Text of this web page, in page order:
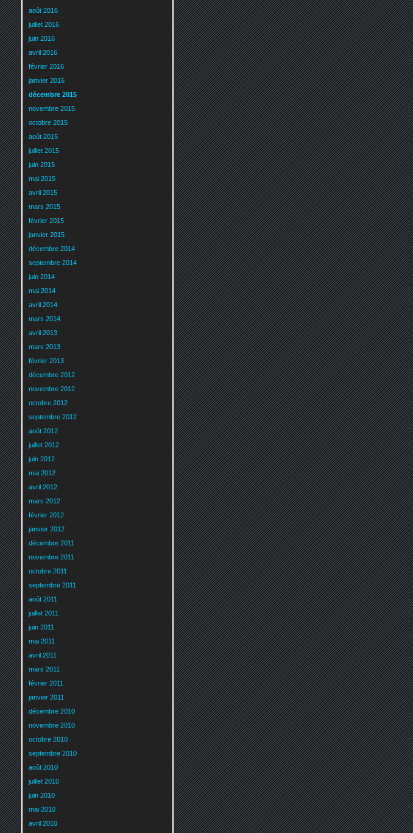
août 2016
juillet 2016
juin 2016
avril 2016
février 2016
janvier 2016
décembre 2015
novembre 2015
octobre 2015
août 2015
juillet 2015
juin 2015
mai 2015
avril 2015
mars 2015
février 2015
janvier 2015
décembre 2014
septembre 2014
juin 2014
mai 2014
avril 2014
mars 2014
avril 2013
mars 2013
février 2013
décembre 2012
novembre 2012
octobre 2012
septembre 2012
août 2012
juillet 2012
juin 2012
mai 2012
avril 2012
mars 2012
février 2012
janvier 2012
décembre 2011
novembre 2011
octobre 2011
septembre 2011
août 2011
juillet 2011
juin 2011
mai 2011
avril 2011
mars 2011
février 2011
janvier 2011
décembre 2010
novembre 2010
octobre 2010
septembre 2010
août 2010
juillet 2010
juin 2010
mai 2010
avril 2010